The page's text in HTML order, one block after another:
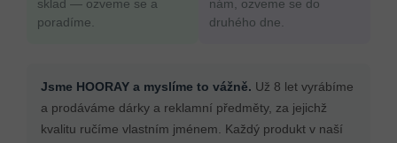
sklad — ozveme se a
poradíme.
nám, ozveme se do
druhého dne.
Jsme HOORAY a myslíme to vážně. Už 8 let vyrábíme
a prodáváme dárky a reklamní předměty, za jejichž
kvalitu ručíme vlastním jménem. Každý produkt v naší